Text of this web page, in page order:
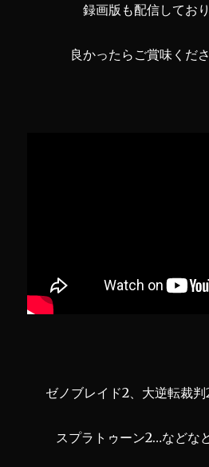
録画版も配信してお
良かったらご賞味くだ
ゼノブレイド2、大逆転裁判
スプラトゥーン2…などな